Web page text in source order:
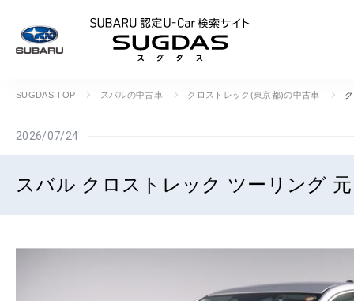
SUGDAS TOP スバルの中古車 クロストレック(東京都)の中古車
2026/07/24
スバル クロストレック ツーリング